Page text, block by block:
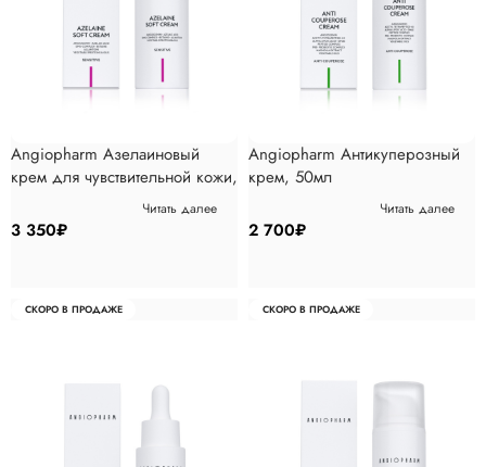
Angiopharm Азелаиновый
крем для чувствительной кожи,
3 350₽
Читать далее
Angiopharm Антикуперозный
крем, 50мл
2 700₽
Читать далее
СКОРО В ПРОДАЖЕ СКОРО В ПРОДАЖЕ